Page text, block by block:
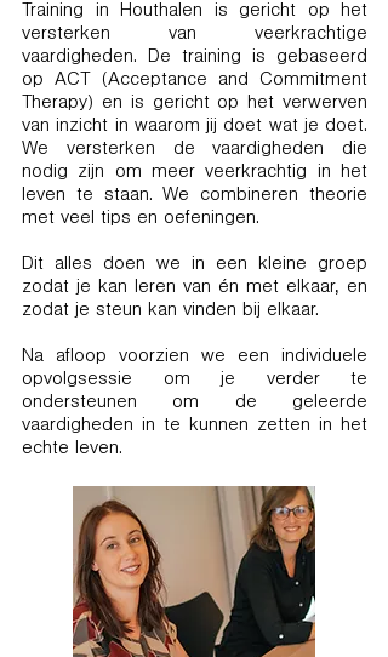
Training in Houthalen is gericht op het
versterken van veerkrachtige
vaardigheden. De training is gebaseerd
op ACT (Acceptance and Commitment
Therapy) en is gericht op het verwerven
van inzicht in waarom jij doet wat je doet.
We versterken de vaardigheden die
nodig zijn om meer veerkrachtig in het
leven te staan. We combineren theorie
met veel tips en oefeningen.
Dit alles doen we in een kleine groep
zodat je kan leren van én met elkaar, en
zodat je steun kan vinden bij elkaar.
Na afloop voorzien we een individuele
opvolgsessie om je verder te
ondersteunen om de geleerde
vaardigheden in te kunnen zetten in het
echte leven.